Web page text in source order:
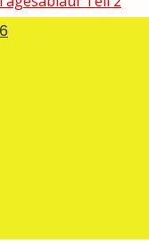
Teil 4